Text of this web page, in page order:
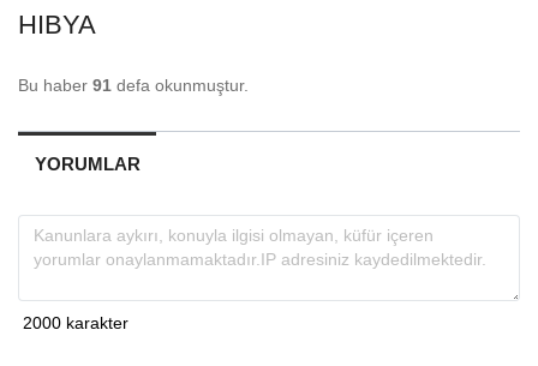
HIBYA
Bu haber 91 defa okunmuştur.
YORUMLAR